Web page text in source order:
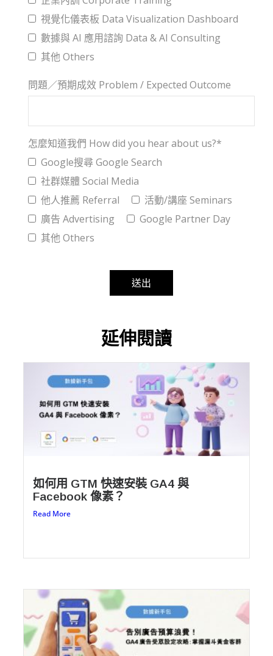
視覺化儀表板 Data Visualization Dashboard
數據與 AI 應用諮詢 Data & AI Consulting
其他 Others
問題／預期成效 Problem / Expected Outcome
怎麼知道我們 How did you hear about us?*
Google搜尋 Google Search
社群媒體 Social Media
他人推薦 Referral
活動/講座 Seminars
廣告 Advertising
Google Partner Day
其他 Others
延伸閱讀
如何用 GTM 快速安裝 GA4 與
Facebook 像素？
Read More